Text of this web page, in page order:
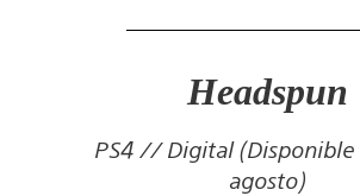
Headspun
PS4 // Digital (Disponible
agosto)